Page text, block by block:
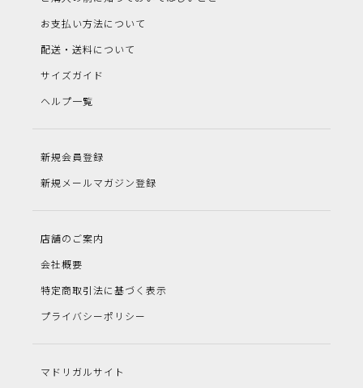
お支払い方法について
配送・送料について
サイズガイド
ヘルプ一覧
新規会員登録
新規メールマガジン登録
店舗のご案内
会社概要
特定商取引法に基づく表示
プライバシーポリシー
マドリガルサイト